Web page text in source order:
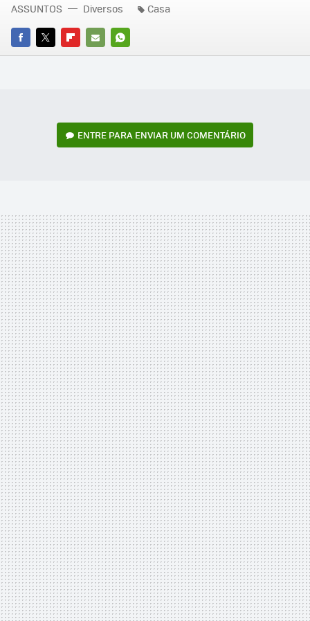
FACEBOOK
TWITTERFLIPBOARD
E-
WHATSAPP
ASSUNTOS Diversos Casa
ENTRE PARA ENVIAR UM COMENTÁRIO